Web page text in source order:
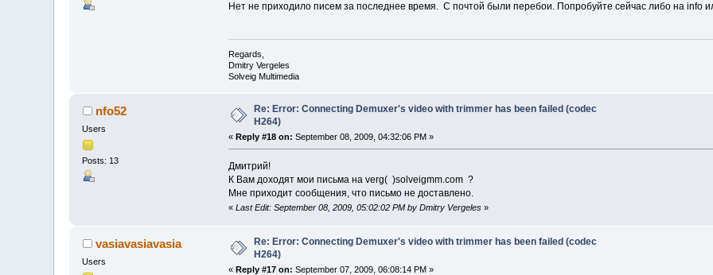
Нет не приходило писем за последнее время. С почтой были перебои. Попробуйте сейчас либо на info
Regards,
Dmitry Vergeles
Solveig Multimedia
nfo52
Users
Posts: 13
Re: Error: Connecting Demuxer's video with trimmer has been failed (codec
H264)
« Reply #18 on: September 08, 2009, 04:32:06 PM »
Дмитрий!
К Вам доходят мои письма на verg( )solveigmm.com ?
Мне приходит сообщения, что письмо не доставлено.
« Last Edit: September 08, 2009, 05:02:02 PM by Dmitry Vergeles»
vasiavasiavasia
Users
Re: Error: Connecting Demuxer's video with trimmer has been failed (codec
H264)
« Reply #17 on: September 07, 2009, 06:08:14 PM »